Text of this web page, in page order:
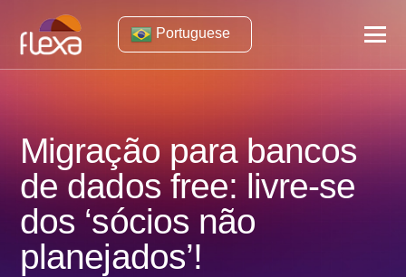
Portuguese
Migração para bancos
de dados free: livre-se
dos ‘sócios não
planejados’!